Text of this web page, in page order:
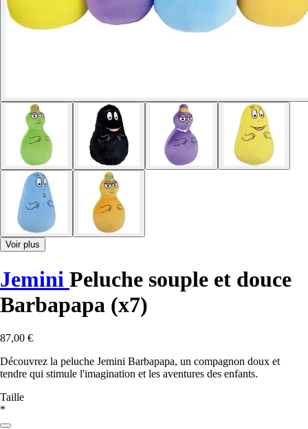
Voir plus
Jemini Peluche souple et douce
Barbapapa (x7)
87,00 €
Découvrez la peluche Jemini Barbapapa, un compagnon doux et
tendre qui stimule l'imagination et les aventures des enfants.
Taille
*